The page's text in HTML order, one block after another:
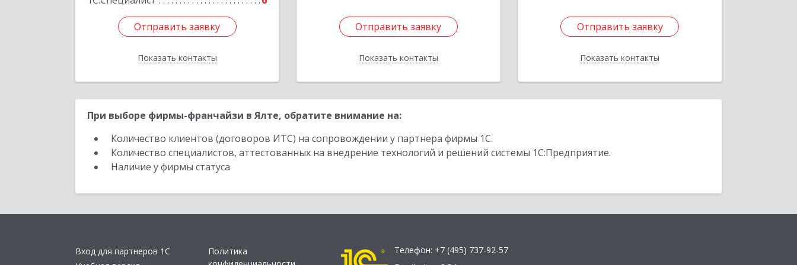
Отправить заявку
Показать контакты
Отправить заявку
Назад
Отправить заявку
Показать контакты
Отправить заявку
Назад
Отправить заявку
Показать контакты
Отправить заявку
Назад
При выборе фирмы-франчайзи в Ялте, обратите внимание на:
Количество клиентов (договоров ИТС) на сопровождении у партнера фирмы 1С.
Количество специалистов, аттестованных на внедрение технологий и решений системы 1С:Предприятие.
Наличие у фирмы статуса
Вход для партнеров 1С
Политика
Телефон: +7 (495) 737-92-57